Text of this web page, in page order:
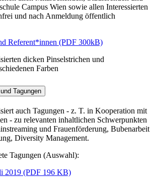
Campus Wien sowie allen Interessierten
und nach Anmeldung öffentlich
Referent*innen (PDF 300kB)
Tagungen
auch Tagungen - z. T. in Kooperation mit
- zu relevanten inhaltlichen Schwerpunkten
und Frauenförderung, Bubenarbeit
Diversity Management.
Tagungen (Auswahl):
2019 (PDF 196 KB)